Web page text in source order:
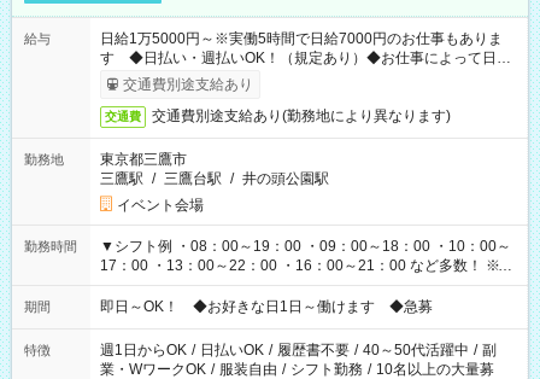
給与
日給1万5000円～※実働5時間で日給7000円のお仕事もありま
す ◆日払い・週払いOK！（規定あり）◆お仕事によって日給
も異なります
交通費別途支給あり
交通費 交通費別途支給あり(勤務地により異なります)
勤務地
東京都三鷹市
三鷹駅 / 三鷹台駅 / 井の頭公園駅
イベント会場
勤務時間
▼シフト例 ・08：00～19：00 ・09：00～18：00 ・10：00～
17：00 ・13：00～22：00 ・16：00～21：00 など多数！ ※お
仕事により勤務時間が異なります
期間 即日～OK！ ◆お好きな日1日～働けます ◆急募
特徴 週1日からOK / 日払いOK / 履歴書不要 / 40～50代活躍中 / 副
業・WワークOK / 服装自由 / シフト勤務 / 10名以上の大量募